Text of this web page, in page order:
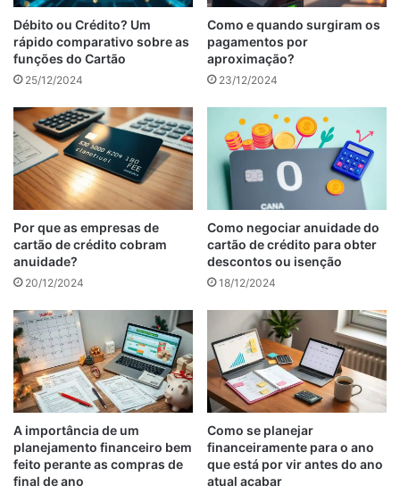
Débito ou Crédito? Um
rápido comparativo sobre as
funções do Cartão
25/12/2024
Como e quando surgiram os
pagamentos por
aproximação?
23/12/2024
Por que as empresas de
cartão de crédito cobram
anuidade?
20/12/2024
Como negociar anuidade do
cartão de crédito para obter
descontos ou isenção
18/12/2024
A importância de um
planejamento financeiro bem
feito perante as compras de
final de ano
Como se planejar
financeiramente para o ano
que está por vir antes do ano
atual acabar